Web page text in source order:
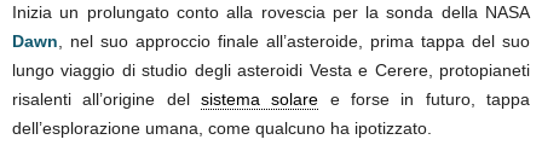
Inizia un prolungato conto alla rovescia per la sonda della NASA
Dawn , nel suo approccio finale all’asteroide, prima tappa del suo
lungo viaggio di studio degli asteroidi Vesta e Cerere, protopianeti
risalenti all’origine del sistema solare e forse in futuro, tappa
dell’esplorazione umana, come qualcuno ha ipotizzato.